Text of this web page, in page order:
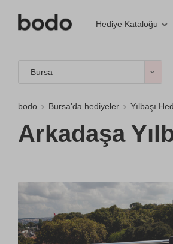
Hediye Kataloğu
Bursa
bodo Bursa'da hediyeler Yılbaşı
Arkadaşa